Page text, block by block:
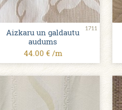
1711
Aizkaru un galdautu
audums
44.00 € /m